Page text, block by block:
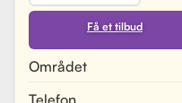
for
team
gir
miljø.
Få et tilbud
Området